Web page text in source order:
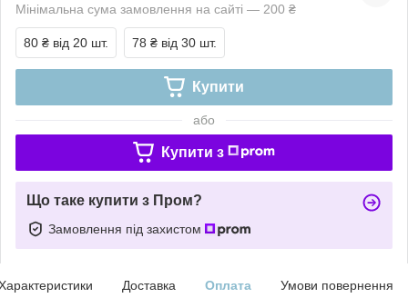
Мінімальна сума замовлення на сайті — 200 ₴
80 ₴ від 20 шт. 78 ₴ від 30 шт.
Купити
або
Купити з
Що таке купити з Пром?
Замовлення під захистом
Доставка Оплата Умови повернення